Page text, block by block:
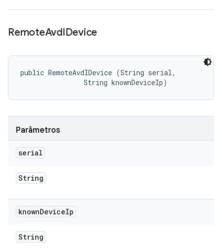
RemoteAvdIDevice
public RemoteAvdIDevice (String serial,
                String knownDeviceIp)
Parâmetros
serial
String
knownDeviceIp
String